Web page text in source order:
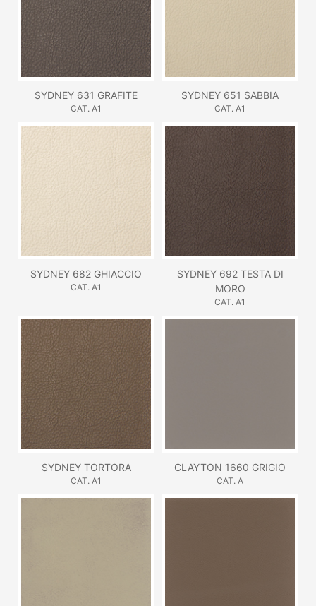
SYDNEY 631 GRAFITE
CAT. A1
SYDNEY 651 SABBIA
CAT. A1
SYDNEY 682 GHIACCIO
CAT. A1
SYDNEY 692 TESTA DI
MORO
CAT. A1
SYDNEY TORTORA
CAT. A1
CLAYTON 1660 GRIGIO
CAT. A